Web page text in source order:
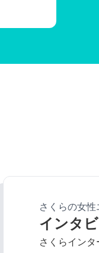
さくらの女
インタ
さくらイン